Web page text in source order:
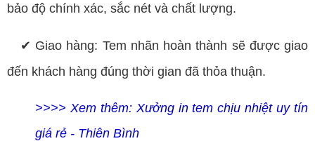
bảo độ chính xác, sắc nét và chất lượng.
✔ Giao hàng: Tem nhãn hoàn thành sẽ được giao
đến khách hàng đúng thời gian đã thỏa thuận.
>>>> Xem thêm: Xưởng in tem chịu nhiệt uy tín
giá rẻ - Thiên Bình